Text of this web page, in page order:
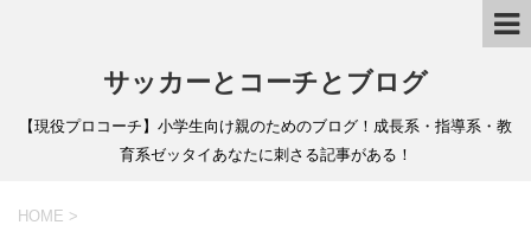
サッカーとコーチとブログ
【現役プロコーチ】小学生向け親のためのブログ！成長系・指導系・教
育系ゼッタイあなたに刺さる記事がある！
HOME >